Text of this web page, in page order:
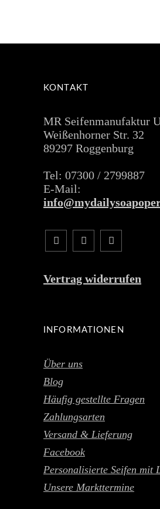
KONTAKT
MR Seifenmanufaktur
Weißenhorner Str. 32
89297 Roggenburg
Tel: 07300 / 2799887
E-Mail:
Vertrag widerrufen
INFORMATIONEN
Über uns
Blog
Häufig gestellte Fragen
Zahlungsarten
Versand & Lieferung
Facebook
Personalisierte Seifen mit
Unsere Markttermine